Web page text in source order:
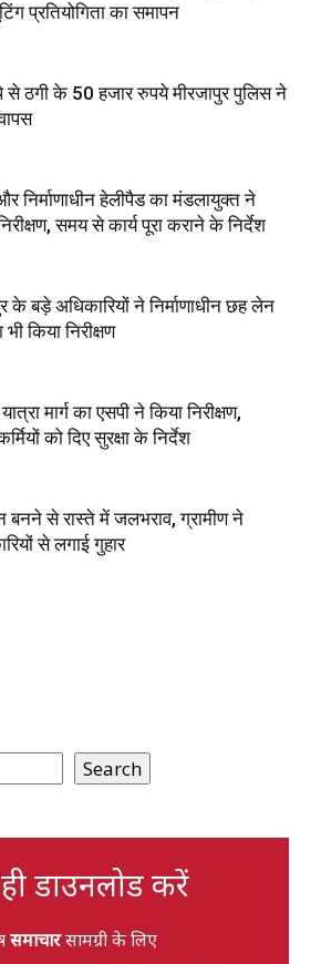
प्रतियोगिता का समापन
से ठगी के 50 हजार रुपये मीरजापुर पुलिस ने
निर्माणाधीन हेलीपैड का मंडलायुक्त ने
समय से कार्य पूरा कराने के निर्देश
के बड़े अधिकारियों ने निर्माणाधीन छह लेन
किया निरीक्षण
मार्ग का एसपी ने किया निरीक्षण,
को दिए सुरक्षा के निर्देश
बनने से रास्ते में जलभराव, ग्रामीण ने
से लगाई गुहार
Search
डाउनलोड करें
समाचारसामग्री के लिए